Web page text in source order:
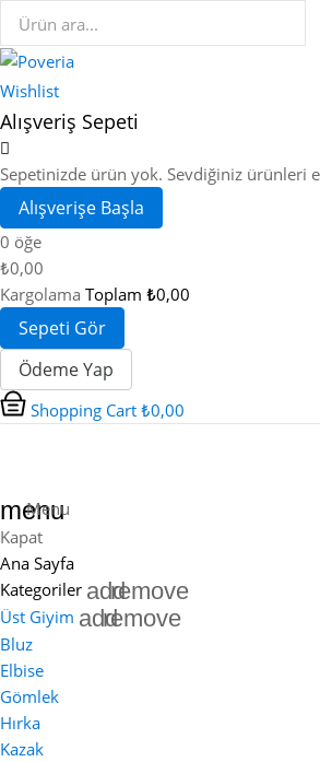
Wishlist
Alışveriş Sepeti
Sepetinizde ürün yok. Sevdiğiniz ürünleri
Alışverişe Başla
0 öğe
₺0,00
Kargolama Toplam ₺0,00
Sepeti Gör
Ödeme Yap
Shopping Cart ₺0,00
menu
Menu
Kapat
Ana Sayfa
Kategoriler addremove
Üst Giyim addremove
Bluz
Elbise
Gömlek
Hırka
Kazak